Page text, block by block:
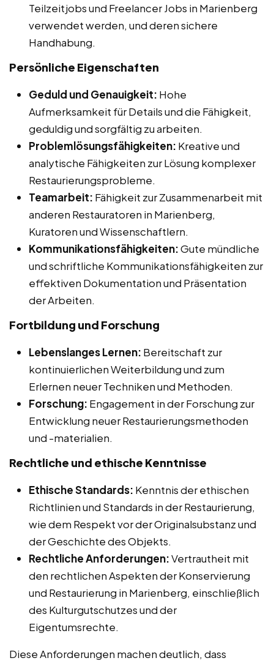
Teilzeitjobs und Freelancer Jobs in Marienberg
verwendet werden, und deren sichere
Handhabung.
Persönliche Eigenschaften
Geduld und Genauigkeit: Hohe
Aufmerksamkeit für Details und die Fähigkeit,
geduldig und sorgfältig zu arbeiten.
Problemlösungsfähigkeiten: Kreative und
analytische Fähigkeiten zur Lösung komplexer
Restaurierungsprobleme.
Teamarbeit: Fähigkeit zur Zusammenarbeit mit
anderen Restauratoren in Marienberg,
Kuratoren und Wissenschaftlern.
Kommunikationsfähigkeiten:Gute mündliche
und schriftliche Kommunikationsfähigkeiten zur
effektiven Dokumentation und Präsentation
der Arbeiten.
Fortbildung und Forschung
Lebenslanges Lernen: Bereitschaft zur
kontinuierlichen Weiterbildung und zum
Erlernen neuer Techniken und Methoden.
Forschung: Engagement in der Forschung zur
Entwicklung neuer Restaurierungsmethoden
und -materialien.
Rechtliche und ethische Kenntnisse
Ethische Standards: Kenntnis der ethischen
Richtlinien und Standards in der Restaurierung,
wie dem Respekt vor der Originalsubstanz und
der Geschichte des Objekts.
Rechtliche Anforderungen:Vertrautheit mit
den rechtlichen Aspekten der Konservierung
und Restaurierung in Marienberg, einschließlich
des Kulturgutschutzes und der
Eigentumsrechte.
Diese Anforderungen machen deutlich, dass